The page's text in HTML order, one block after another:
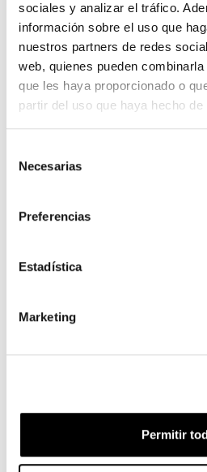
sociales y analizar el tráfico.
información sobre el uso que
nuestros partners de redes
web, quienes pueden
que les haya proporcionado o
partir del uso que haya hecho
Necesarias
Preferencias
Estadística
Marketing
Permitir